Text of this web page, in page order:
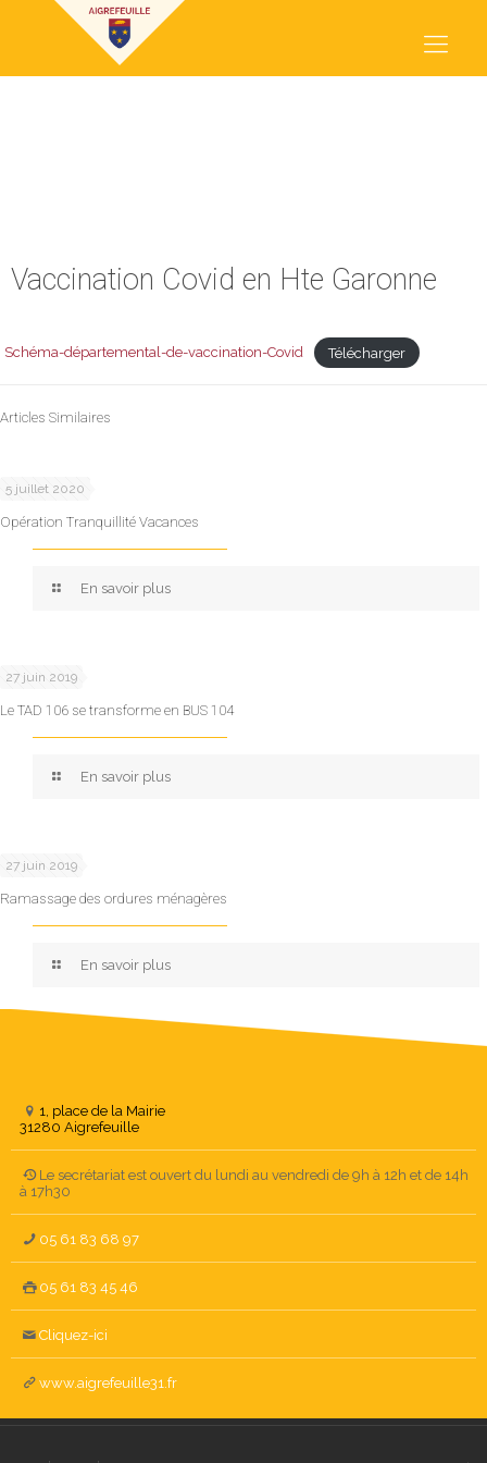
VACCINATION COVID EN HTE
Vaccination Covid en Hte Garonne
Schéma-départemental-de-vaccination-Covid Télécharger
Articles Similaires
5 juillet 2020
Opération Tranquillité Vacances
En savoir plus
27 juin 2019
Le TAD 106 se transforme en BUS 104
En savoir plus
27 juin 2019
Ramassage des ordures ménagères
En savoir plus
1, place de la Mairie
31280 Aigrefeuille
Le secrétariat est ouvert du lundi au vendredi de 9h à 12h et de 14h
à 17h30
05 61 83 68 97
05 61 83 45 46
Cliquez-ici
www.aigrefeuille31.fr